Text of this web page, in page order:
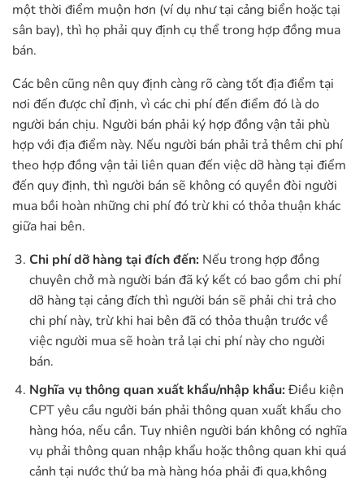
một thời điểm muộn hơn (ví dụ như tại cảng biển hoặc tại
sân bay), thì họ phải quy định cụ thể trong hợp đồng mua
bán.
Các bên cũng nên quy định càng rõ càng tốt địa điểm tại
nơi đến được chỉ định, vì các chi phí đến điểm đó là do
người bán chịu. Người bán phải ký hợp đồng vận tải phù
hợp với địa điểm này. Nếu người bán phải trả thêm chi phí
theo hợp đồng vận tải liên quan đến việc dỡ hàng tại điểm
đến quy định, thì người bán sẽ không có quyền đòi người
mua bồi hoàn những chi phí đó trừ khi có thỏa thuận khác
giữa hai bên.
Chi phí dỡ hàng tại đích đến:Nếu trong hợp đồng
chuyên chở mà người bán đã ký kết có bao gồm chi phí
dỡ hàng tại cảng đích thì người bán sẽ phải chi trả cho
chi phí này, trừ khi hai bên đã có thỏa thuận trước về
việc người mua sẽ hoàn trả lại chi phí này cho người
bán.
Nghĩa vụ thông quan xuất khẩu/nhập khẩu:Điều kiện
CPT yêu cầu người bán phải thông quan xuất khẩu cho
hàng hóa, nếu cần. Tuy nhiên người bán không có nghĩa
vụ phải thông quan nhập khẩu hoặc thông quan khi quá
cảnh tại nước thứ ba mà hàng hóa phải đi qua,không